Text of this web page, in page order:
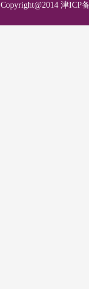
Copyright@2014 津ICP